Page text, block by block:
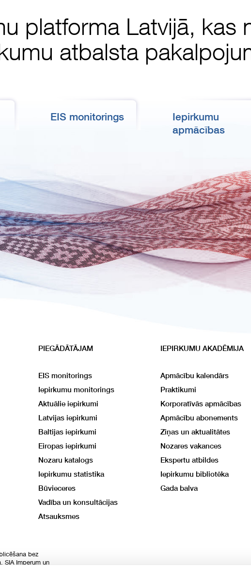
platforma Latvijā, kas
atbalsta
EIS monitorings
Iepirkumu
apmācības
PIEGĀDĀTĀJAM
EIS monitorings
Iepirkumu monitorings
Aktuālie iepirkumi
Latvijas iepirkumi
Baltijas iepirkumi
Eiropas iepirkumi
Nozaru katalogs
Iepirkumu statistika
Būvieceres
Vadība un konsultācijas
Atsauksmes
IEPIRKUMU AKADĒMIJA
Apmācību kalendārs
Praktikumi
Korporatīvās apmācības
Apmācību abonements
Ziņas un aktualitātes
Nozares vakances
Ekspertu atbildes
Iepirkumu bibliotēka
Gada balva
bez
SIA Imperum un